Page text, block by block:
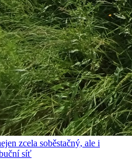
zcela soběstačný, ale i
síť